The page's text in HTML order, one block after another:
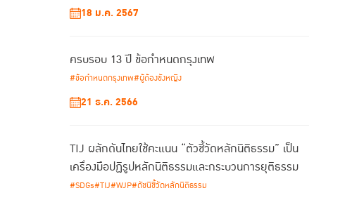
18 ม.ค. 2567
ครบรอบ 13 ปี ข้อกำหนดกรุงเทพ
#ข้อกำหนดกรุงเทพ#ผู้ต้องขังหญิง
21 ธ.ค. 2566
TIJ ผลักดันไทยใช้คะแนน “ตัวชี้วัดหลักนิติธรรม” เป็น
เครื่องมือปฏิรูปหลักนิติธรรมและกระบวนการยุติธรรม
#SDGs#TIJ#WJP#ดัชนีชี้วัดหลักนิติธรรม